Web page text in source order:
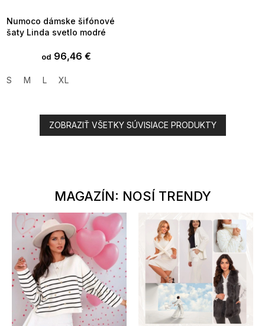
Numoco dámske šifónové
šaty Linda svetlo modré
od 96,46 €
S M L XL
ZOBRAZIŤ VŠETKY SÚVISIACE PRODUKTY
MAGAZÍN: NOSÍ TRENDY